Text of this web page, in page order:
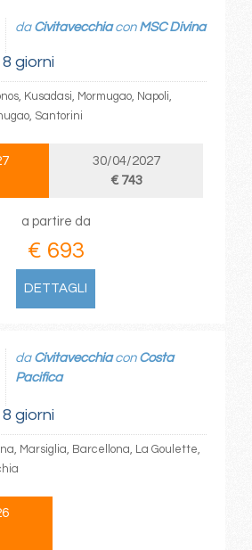
giorni
da Civitavecchiacon MSC Divina
Kusadasi, Mormugao, Napoli,
Santorini
30/04/2027
€ 743
a partire da
€ 693
DETTAGLI
giorni
da Civitavecchiacon Costa
Pacifica
Marsiglia, Barcellona, La Goulette,